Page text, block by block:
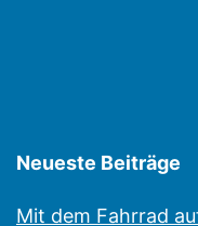
Neueste Beiträge
Mit dem Fahrrad